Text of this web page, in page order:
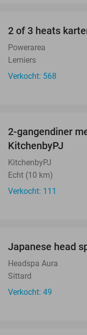
2 of 3 heats
Powerarea
Lemiers
Verkocht: 568
2-gangendiner
KitchenbyPJ
KitchenbyPJ
Echt (10 km)
Verkocht: 111
Japanese head
Headspa Aura
Sittard
Verkocht: 49